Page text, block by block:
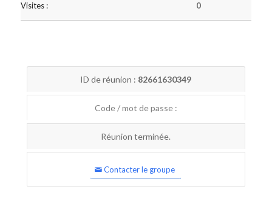
Visites : 0
ID de réunion : 82661630349
Code / mot de passe :
Réunion terminée.
Contacter le groupe